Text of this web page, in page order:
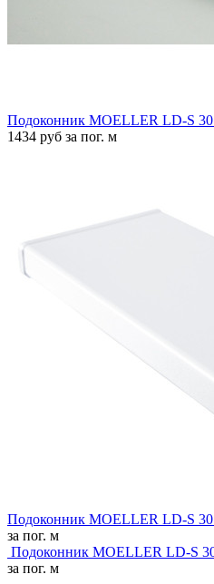
Подоконник MOELLER LD-S
1434 руб за пог. м
Подоконник MOELLER LD-S
за пог. м
Подоконник MOELLER LD-S
за пог. м